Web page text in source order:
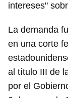
intereses"
La demanda
en una corte
al título III de
por el